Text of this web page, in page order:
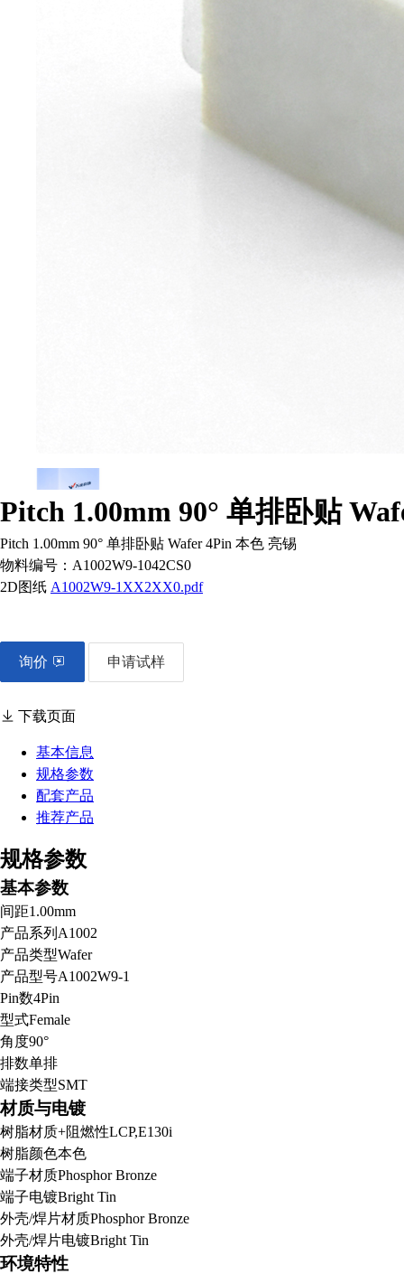
Pitch 1.00mm 90° 单排卧贴
Pitch 1.00mm 90° 单排卧贴 Wafer 4Pin 本色 亮锡
物料编号： A1002W9-1042CS0
2D图纸 A1002W9-1XX2XX0.pdf
询价 申请试样
下载页面
基本信息
规格参数
配套产品
推荐产品
规格参数
基本参数
间距1.00mm
产品系列 A1002
产品类型Wafer
产品型号A1002W9-1
Pin数4Pin
型式Female
角度90°
排数单排
端接类型SMT
材质与电镀
树脂材质+阻燃性LCP,E130i
树脂颜色本色
端子材质Phosphor Bronze
端子电镀Bright Tin
外壳/焊片材质Phosphor Bronze
外壳/焊片电镀Bright Tin
环境特性